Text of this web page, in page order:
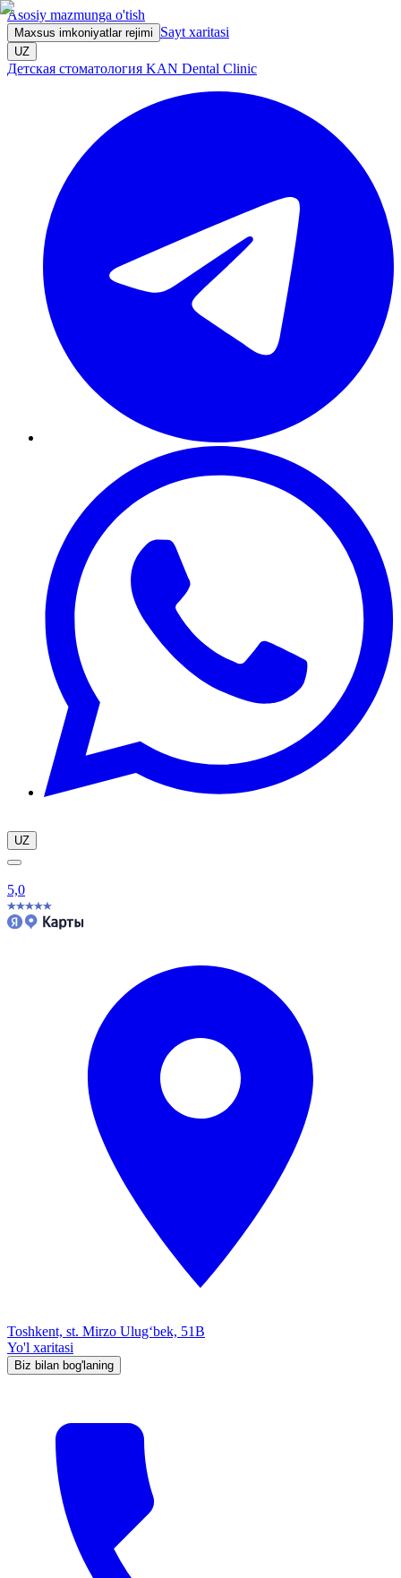
Asosiy mazmunga o'tish
Maxsus imkoniyatlar rejimi Sayt xaritasi
UZ
Детская стоматология KAN Dental Clinic
UZ
5,0
Toshkent, st. Mirzo Ulug‘bek, 51B
Yo'l xaritasi
Biz bilan bog'laning